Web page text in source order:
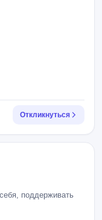
Откликнуться
поддерживать